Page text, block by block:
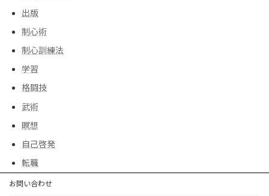
出版
制心術
制心訓練法
学習
格闘技
武術
瞑想
自己啓発
転職
お問い合わせ